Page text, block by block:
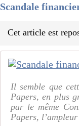
Scandale
Cet article est
Il semble que
Papers, en plus
par le même
Papers,